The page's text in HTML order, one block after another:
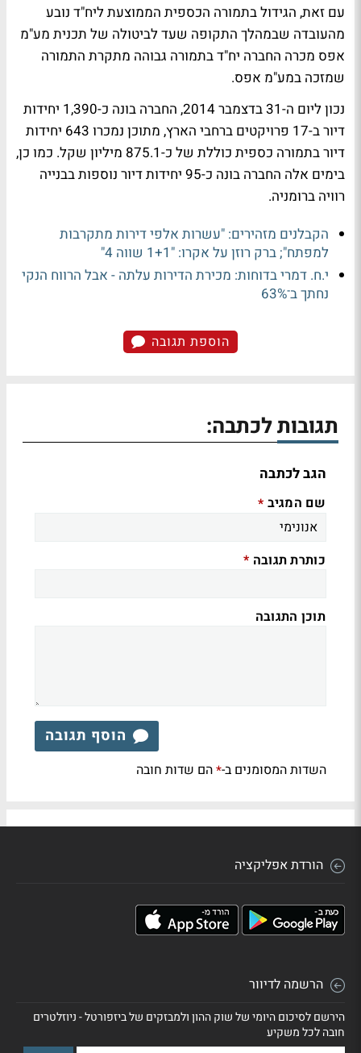
עם זאת, הגידול בתמורה הכספית הממוצעת ליח"ד נובע
מהעובדה שבמהלך התקופה שעד לביטולה של תכנית מע"מ
אפס מכרה החברה יח"ד בתמורה גבוהה מתקרת התמורה
שמזכה במע"מ אפס.
נכון ליום ה-31 בדצמבר 2014, החברה בונה כ-1,390 יחידות
דיור ב-17 פרויקטים ברחבי הארץ, מתוכן נמכרו 643 יחידות
דיור בתמורה כספית כוללת של כ-875.1 מיליון שקל. כמו כן,
בימים אלה החברה בונה כ-95 יחידות דיור נוספות בבנייה
רוויה ברומניה.
הקבלנים מזהירים: "עשרות אלפי דירות מתקרבות
למפתח"; ברק רוזן על אקרו: "1+1 שווה 4"
י.ח. דמרי בדוחות: מכירת הדירות עלתה - אבל הרווח הנקי
נחתך ב־63%
הוספת תגובה
תגובות לכתבה:
הגב לכתבה
שם המגיב *
כותרת תגובה *
תוכן התגובה
הוסף תגובה
השדות המסומנים ב-*הם שדות חובה
הורדת אפליקציה
הרשמה לדיוור
הירשם לסיכום היומי של שוק ההון ולמבזקים של ביזפורטל - ניוזלטרים
חובה לכל משקיע